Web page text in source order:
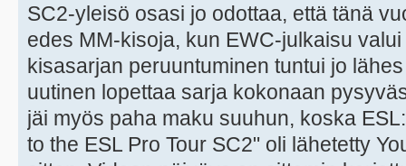
SC2-yleisö osasi jo odottaa, että tänä
edes MM-kisoja, kun EWC-julkaisu
kisasarjan peruuntuminen tuntui jo
uutinen lopettaa sarja kokonaan
jäi myös paha maku suuhun, koska
to the ESL Pro Tour SC2" oli lähetetty